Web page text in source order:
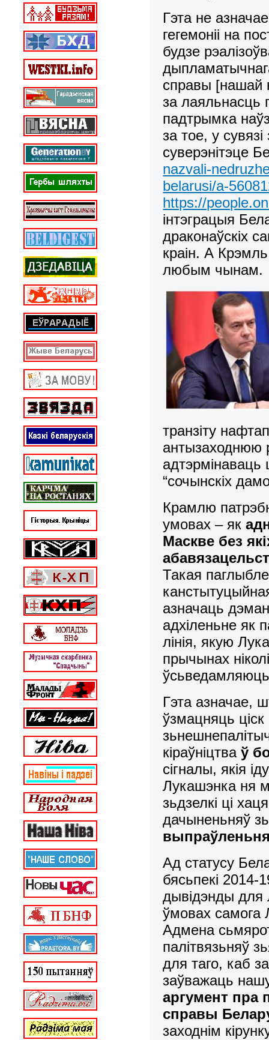
Гэта не
гегемоніі на
будзе
справы [нашай
за лаяльнасць
падтрымка
за тое, у
суверэнітэце
nazvali-
belarusi/a-
https://
інтэграцыя
драконаўскіх
краін. А
любым чынам.
транзіту
антызаходнюю
адтэрмінаваць
“сочынскіх
Крамлю
умовах – як
Маскве без
Такая
азначаць
адхіленьне як
лінія, якую
прычынах
Гэта азначае,
ўзмацняць
кіраўніцтваў
сігналы, якія
Лукашэнка ня
зьдзелкі ці
дачыненьняў
Ад статусу
бясьпекі 2014-
дывідэнды для
ўмовах самога
Адмена
палітвязьняў
для таго, каб
заўважаць
аргумент пра
справы
заходнім